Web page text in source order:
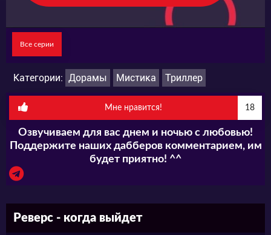
Все серии
Категории: Дорамы Мистика Триллер
Мне нравится! 18
Озвучиваем для вас днем и ночью с любовью!
Поддержите наших дабберов комментарием, им
будет приятно! ^^
Реверс - когда выйдет